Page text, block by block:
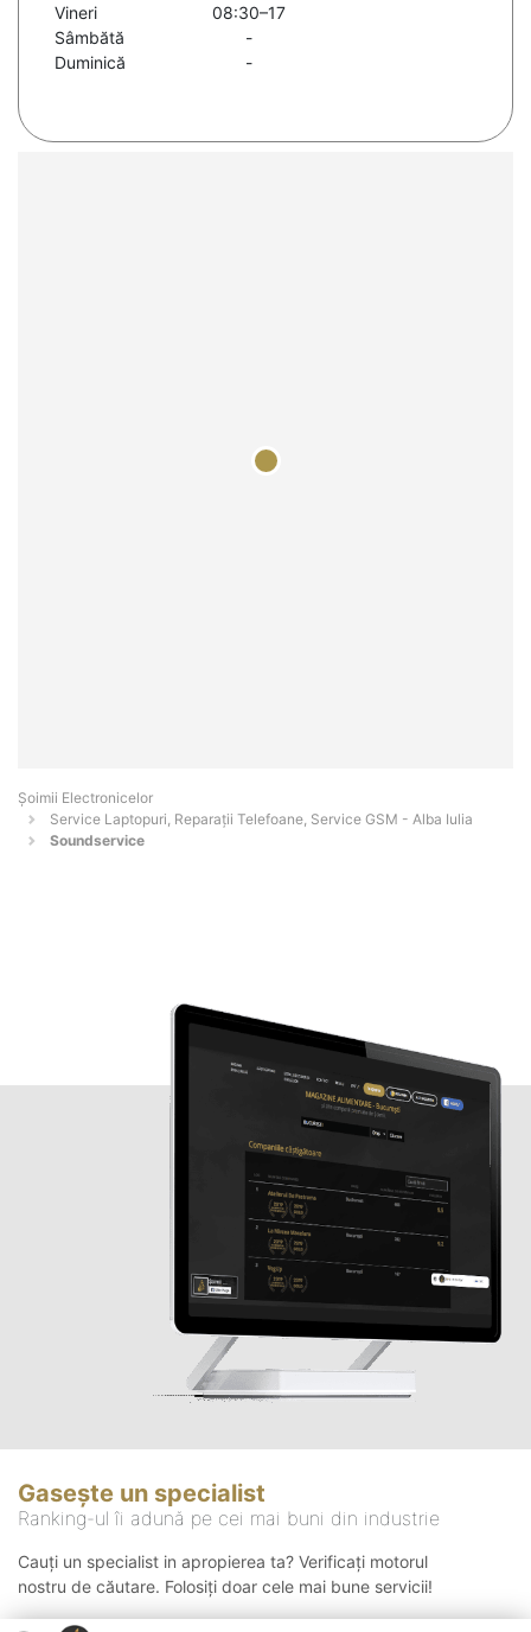
Vineri
08:30–17
Sâmbătă
-
Duminică
-
Șoimii Electronicelor
Service Laptopuri, Reparații Telefoane, Service GSM - Alba Iulia
Soundservice
Gasește un specialist
Ranking-ul îi adună pe cei mai buni din industrie
Cauți un specialist in apropierea ta? Verificați motorul
nostru de căutare. Folosiți doar cele mai bune servicii!